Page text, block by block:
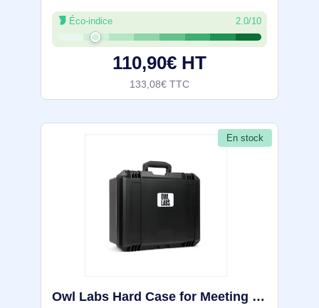
Installation prise en charge: Bureau
Éco-indice 2.0/10
110,90€ HT
133,08€ TTC
En stock
Owl Labs Hard Case for Meeting Owl - ACCMTW200-0000